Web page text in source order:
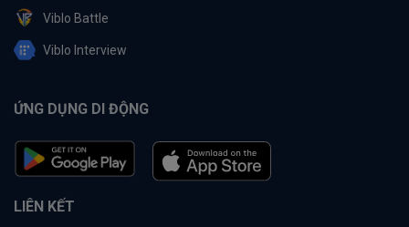
Viblo Battle
Viblo Interview
ỨNG DỤNG DI ĐỘNG
LIÊN KẾT